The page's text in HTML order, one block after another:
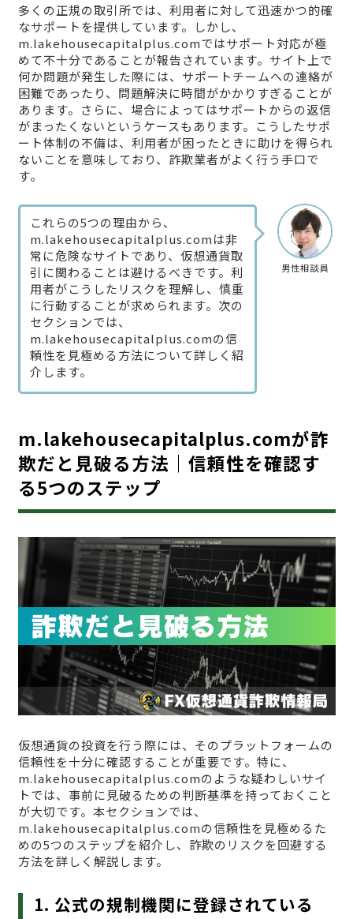
多くの正規の取引所では、利用者に対して迅速かつ的確
なサポートを提供しています。しかし、
m.lakehousecapitalplus.comではサポート対応が極
めて不十分であることが報告されています。サイト上で
何か問題が発生した際には、サポートチームへの連絡が
困難であったり、問題解決に時間がかかりすぎることが
あります。さらに、場合によってはサポートからの返信
がまったくないというケースもあります。こうしたサポ
ート体制の不備は、利用者が困ったときに助けを得られ
ないことを意味しており、詐欺業者がよく行う手口で
す。
男性相談員
これらの5つの理由から、
m.lakehousecapitalplus.comは非
常に危険なサイトであり、仮想通貨取
引に関わることは避けるべきです。利
用者がこうしたリスクを理解し、慎重
に行動することが求められます。次の
セクションでは、
m.lakehousecapitalplus.comの信
頼性を見極める方法について詳しく紹
介します。
m.lakehousecapitalplus.comが詐
欺だと見破る方法｜信頼性を確認す
る5つのステップ
仮想通貨の投資を行う際には、そのプラットフォームの
信頼性を十分に確認することが重要です。特に、
m.lakehousecapitalplus.comのような疑わしいサイ
トでは、事前に見破るための判断基準を持っておくこと
が大切です。本セクションでは、
m.lakehousecapitalplus.comの信頼性を見極めるた
めの5つのステップを紹介し、詐欺のリスクを回避する
方法を詳しく解説します。
1. 公式の規制機関に登録されている